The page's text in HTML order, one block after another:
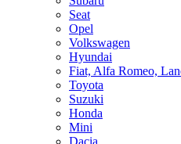
Seat
Opel
Volkswagen
Hyundai
Fiat, Alfa Romeo,
Toyota
Suzuki
Honda
Mini
Dacia